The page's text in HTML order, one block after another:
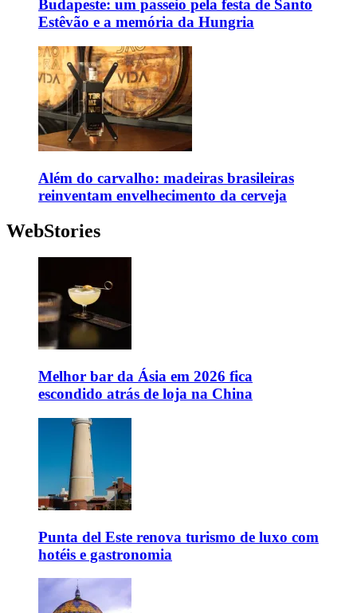
Budapeste: um passeio pela festa de Santo
Estêvão e a memória da Hungria
Além do carvalho: madeiras brasileiras
reinventam envelhecimento da cerveja
WebStories
Melhor bar da Ásia em 2026 fica
escondido atrás de loja na China
Punta del Este renova turismo de luxo com
hotéis e gastronomia